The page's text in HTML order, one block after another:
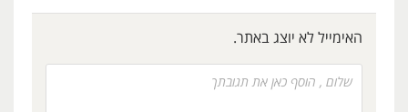
האימייל לא יוצג באתר.